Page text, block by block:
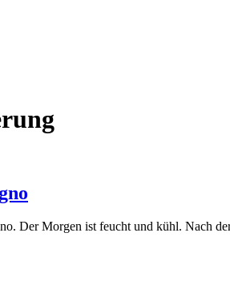
Der Morgen ist feucht und kühl. Nach